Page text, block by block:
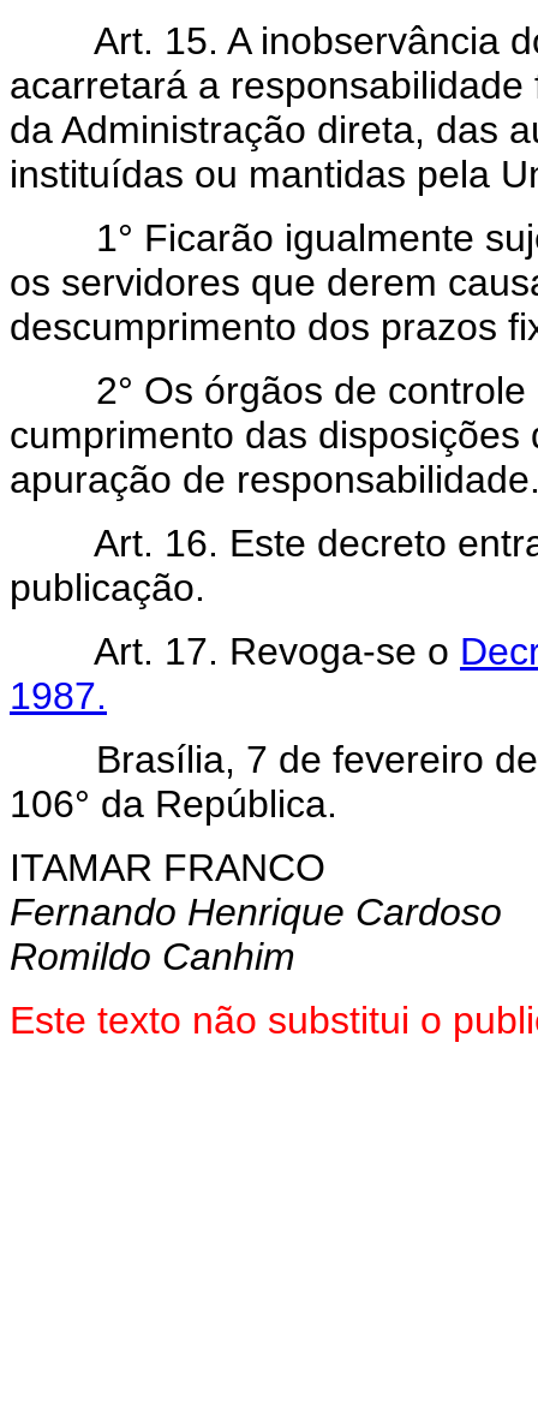
Art. 15. A inobservância
acarretará a
da Administração direta, das
instituídas ou mantidas pela
1° Ficarão igualmente
os servidores que derem
descumprimento dos prazos
2° Os órgãos de controle
cumprimento das
apuração de
Art. 16. Este decreto entra
publicação.
Art. 17. Revoga-se o
1987.
Brasília, 7 de fevereiro de
106° da República.
ITAMAR FRANCO
Fernando Henrique Cardoso
Romildo Canhim
Este texto não substitui o